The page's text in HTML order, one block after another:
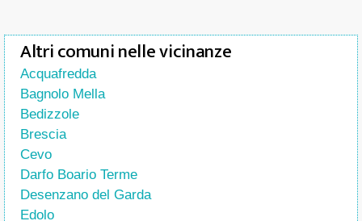
Altri comuni nelle vicinanze
Acquafredda
Bagnolo Mella
Bedizzole
Brescia
Cevo
Darfo Boario Terme
Desenzano del Garda
Edolo